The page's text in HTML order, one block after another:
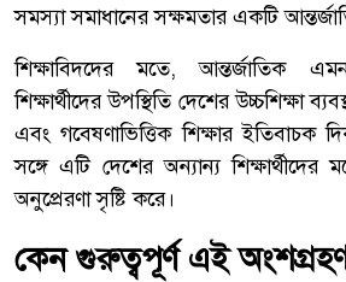
সমস্যা সমাধানের সক্ষমতার একটি
শিক্ষাবিদদের মতে, আন্তর্জাতিক
শিক্ষার্থীদের উপস্থিতি দেশের উচ্চশিক্ষা
এবং গবেষণাভিত্তিক শিক্ষার
সঙ্গে এটি দেশের অন্যান্য
অনুপ্রেরণা সৃষ্টি করে।
কেন গুরুত্বপূর্ণ এই